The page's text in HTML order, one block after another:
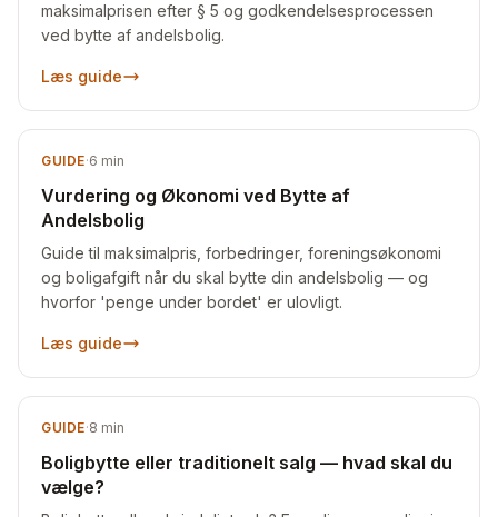
maksimalprisen efter § 5 og godkendelsesprocessen
ved bytte af andelsbolig.
Læs guide
GUIDE·6 min
Vurdering og Økonomi ved Bytte af
Andelsbolig
Guide til maksimalpris, forbedringer, foreningsøkonomi
og boligafgift når du skal bytte din andelsbolig — og
hvorfor 'penge under bordet' er ulovligt.
Læs guide
GUIDE·8 min
Boligbytte eller traditionelt salg — hvad skal du
vælge?